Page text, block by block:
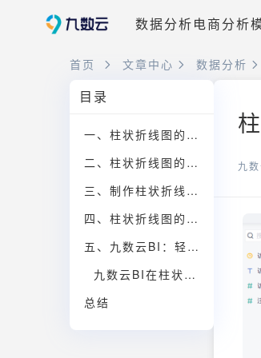
数据分析电商分析
首页 文章中心 数据分析
目录
一、柱状折线图的核心特点
二、柱状折线图的常见应用场景
三、制作柱状折线图的关键步骤
四、柱状折线图的优势与注意事项
五、九数云BI：轻松制作柱状折线图的利器
九数云BI在柱状折线图制作中的优势：
总结
九